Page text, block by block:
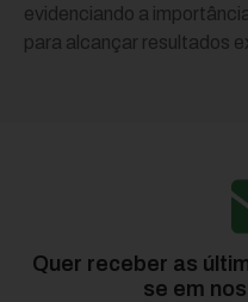
evidenciando a
para alcançar resultados
Quer receber as
se em